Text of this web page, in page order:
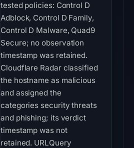
tested policies: Control D
Adblock, Control D Family,
Control D Malware, Quad9
Secure; no observation
timestamp was retained.
Cloudflare Radar classified
the hostname as malicious
and assigned the
categories security threats
and phishing; its verdict
timestamp was not
retained. URLQuery